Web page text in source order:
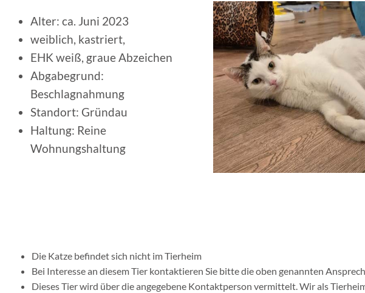
Alter: ca. Juni 2023
weiblich, kastriert,
EHK weiß, graue Abzeichen
Abgabegrund:
Beschlagnahmung
Standort: Gründau
Haltung: Reine
Wohnungshaltung
Die Katze befindet sich nicht im Tierheim
Bei Interesse an diesem Tier kontaktieren Sie bitte die oben genannten
Dieses Tier wird über die angegebene Kontaktperson vermittelt. Wir als